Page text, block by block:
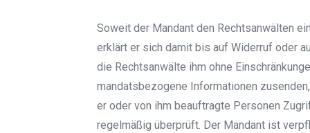
Soweit der Mandant den Rechtsanwälten
erklärt er sich damit bis auf Widerruf oder
die Rechtsanwälte ihm ohne
mandatsbezogene Informationen
er oder von ihm beauftragte Personen
regelmäßig überprüft. Der Mandant ist